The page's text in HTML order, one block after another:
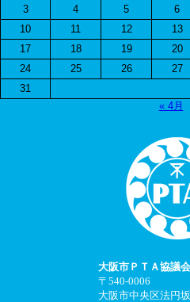
3
4 5 6
10
11 12 13
17
18 19 20
24
25 26 27
31
« 4月
大阪市ＰＴＡ協議
〒540-0006
大阪市中央区法円